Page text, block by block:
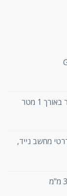
מחשב נייד,